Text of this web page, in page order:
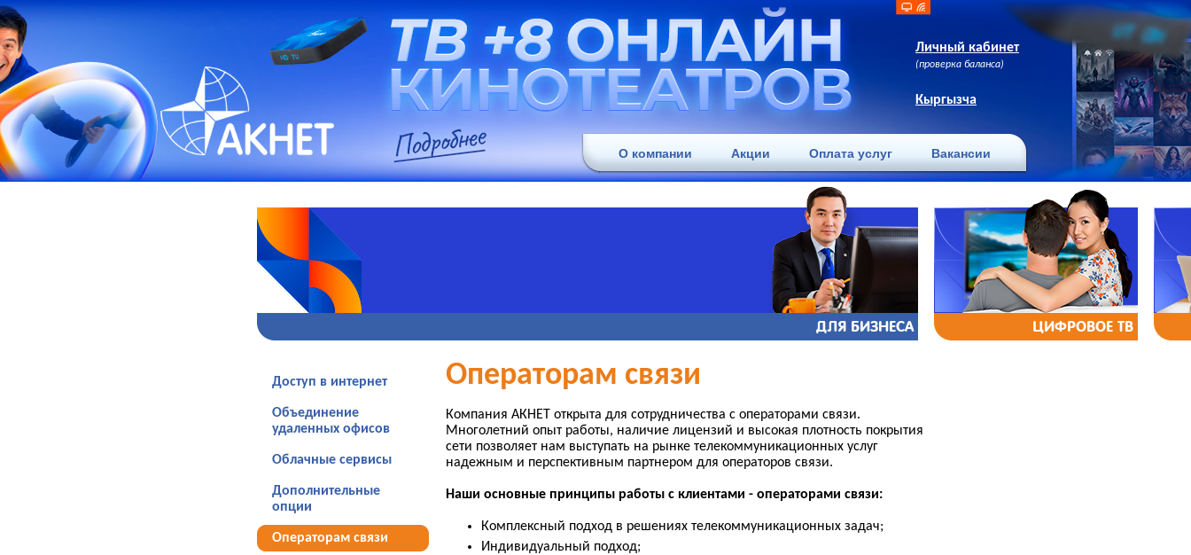
Личный кабинет
(проверка баланса)
Кыргызча
О компании Акции Оплата услуг Вакансии
ДЛЯ БИЗНЕСА ЦИФРОВОЕ ТВ
Доступ в интернет
Объединение
удаленных офисов
Облачные сервисы
Дополнительные
опции
Операторам связи
Операторам связи
Компания АКНЕТ открыта для сотрудничества с операторами связи.
Многолетний опыт работы, наличие лицензий и высокая плотность покрытия
сети позволяет нам выступать на рынке телекоммуникационных услуг
надежным и перспективным партнером для операторов связи.
Наши основные принципы работы с клиентами - операторами связи:
Комплексный подход в решениях телекоммуникационных задач;
Индивидуальный подход;